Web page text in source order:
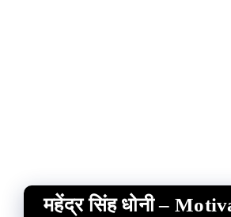
महेंद्र सिंह धोनी –